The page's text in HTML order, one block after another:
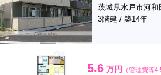
茨城県水戸市河和
3階建 / 築14年
5.6 万円 （管理費等